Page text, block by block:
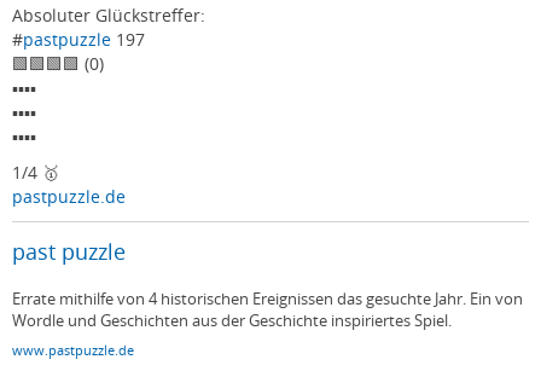
gehen
Absoluter Glückstreffer:
#pastpuzzle 197
🟩🟩🟩🟩 (0)
▪️▪️▪️▪️
▪️▪️▪️▪️
▪️▪️▪️▪️
1/4 🥇
pastpuzzle.de
past puzzle
Errate mithilfe von 4 historischen Ereignissen das gesuchte Jahr. Ein von
Wordle und Geschichten aus der Geschichte inspiriertes Spiel.
www.pastpuzzle.de